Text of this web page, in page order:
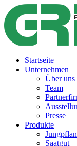
Startseite
Unternehmen
Über uns
Team
Presse
Produkte
Saatgut